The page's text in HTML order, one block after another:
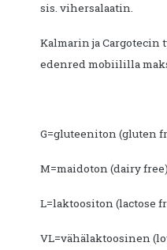
sis. vihersalaatin.
Kalmarin ja Cargotecin
edenred mobiililla
G=gluteeniton (gluten
M=maidoton (dairy free)
L=laktoositon (lactose
VL=vähälaktoosinen